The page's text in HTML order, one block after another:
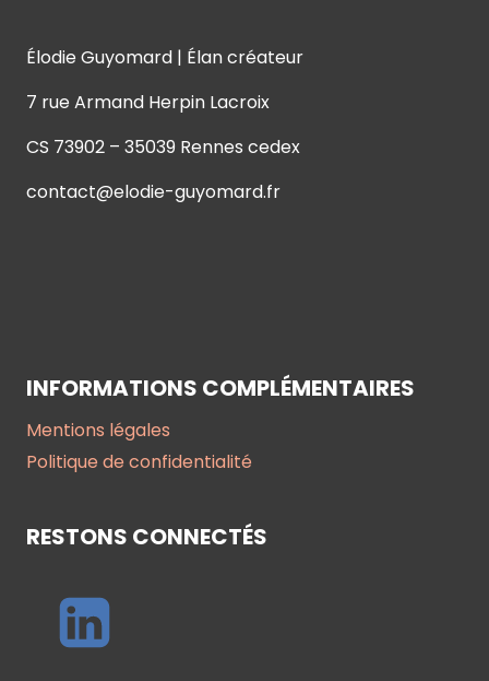
Élodie Guyomard | Élan créateur
7 rue Armand Herpin Lacroix
CS 73902 – 35039 Rennes cedex
contact@elodie-guyomard.fr
INFORMATIONS COMPLÉMENTAIRES
Mentions légales
Politique de confidentialité
RESTONS CONNECTÉS